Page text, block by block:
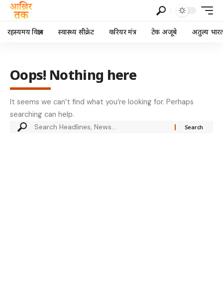
रहस्यमय विज्ञान स्वास्थ्य सीक्रेट करियर मंत्र टेक अजूबे अतुल्य
Oops! Nothing here
It seems we can’t find what you’re looking for. Perhaps
searching can help.